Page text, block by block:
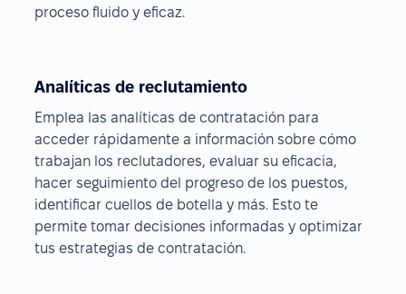
proceso fluido y eficaz.
Analíticas de reclutamiento
Emplea las analíticas de contratación para
acceder rápidamente a información sobre cómo
trabajan los reclutadores, evaluar su eficacia,
hacer seguimiento del progreso de los puestos,
identificar cuellos de botella y más. Esto te
permite tomar decisiones informadas y optimizar
tus estrategias de contratación.